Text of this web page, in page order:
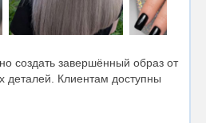
создать завершённый образ от
деталей. Клиентам доступны